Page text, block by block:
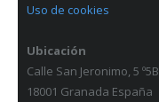
Uso de cookies
Ubicación
Calle San Jeronimo, 5 º5B
18001 Granada España